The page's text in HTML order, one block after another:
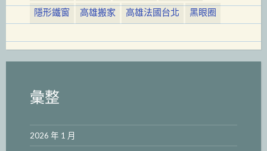
隱形鐵窗
高雄搬家 高雄法國台北 黑眼圈
彙整
2026 年 1 月